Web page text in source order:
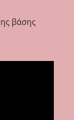
βάσης